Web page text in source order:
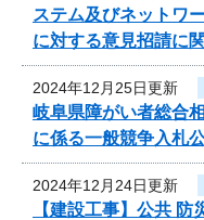
ステム及びネットワ
に対する意見招請に
2024年12月25日更新
岐阜県障がい者総合
に係る一般競争入札
2024年12月24日更新
【建設工事】公共